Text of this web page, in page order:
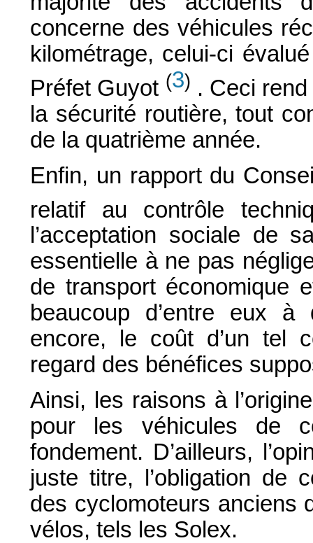
concerne des véhicules
kilométrage, celui-ci
Préfet Guyot (3) . Ceci
la sécurité routière, tout
de la quatrième année.
Enfin, un rapport du
relatif au contrôle
l’acceptation sociale de
essentielle à ne pas
de transport économique
beaucoup d’entre eux
encore, le coût d’un tel
regard des bénéfices
Ainsi, les raisons à
pour les véhicules de
fondement. D’ailleurs,
juste titre, l’obligation de
des cyclomoteurs anciens
vélos, tels les Solex.